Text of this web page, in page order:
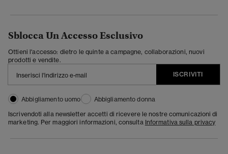
Sblocca Un Accesso Esclusivo
Ottieni l'accesso: dietro le quinte a campagne, collaborazioni, nuovi
prodotti e vendite.
ISCRIVITI
Abbigliamento uomo
Abbigliamento donna
Iscrivendoti alla newsletter accetti di ricevere le nostre comunicazioni di
marketing. Per maggiori informazioni, consulta Informativa sulla privacy